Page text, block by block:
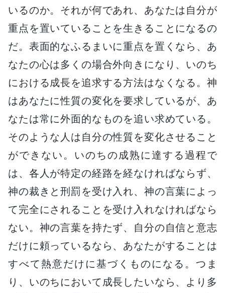
いるのか。それが何であれ、あなたは自分が
重点を置いていることを生きることになるの
だ。表面的なふるまいに重点を置くなら、あ
なたの心は多くの場合外向きになり、いのち
における成長を追求する方法はなくなる。神
はあなたに性質の変化を要求しているが、あ
なたは常に外面的なものを追い求めている。
そのような人は自分の性質を変化させること
ができない。いのちの成熟に達する過程で
は、各人が特定の経路を経なければならず、
神の裁きと刑罰を受け入れ、神の言葉によっ
て完全にされることを受け入れなければなら
ない。神の言葉を持たず、自分の自信と意志
だけに頼っているなら、あなたがすることは
すべて熱意だけに基づくものになる。つま
り、いのちにおいて成長したいなら、より多